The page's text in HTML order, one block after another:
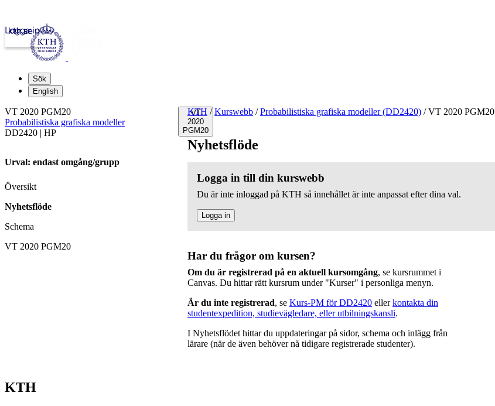
kth.se
Logga in
Sök
English
VT
2020
PGM20
KTH / Kurswebb / Probabilistiska grafiska modeller (DD2420) /VT 2020 PGM20
Nyhetsflöde
Logga in till din kurswebb
Du är inte inloggad på KTH så innehållet är inte anpassat efter dina val.
Logga in
Har du frågor om kursen?
Om du är registrerad på en aktuell kursomgång, se kursrummet i
Canvas. Du hittar rätt kursrum under "Kurser" i personliga menyn.
Är du inte registrerad, se Kurs-PM för DD2420 ellerkontakta din
studentexpedition, studievägledare, eller utbilningskansli.
I Nyhetsflödet hittar du uppdateringar på sidor, schema och inlägg från
lärare (när de även behöver nå tidigare registrerade studenter).
VT 2020 PGM20
Probabilistiska grafiska modeller
DD2420 | HP
Urval: endast omgång/grupp
Översikt
Nyhetsflöde
Schema
VT 2020 PGM20
KTH